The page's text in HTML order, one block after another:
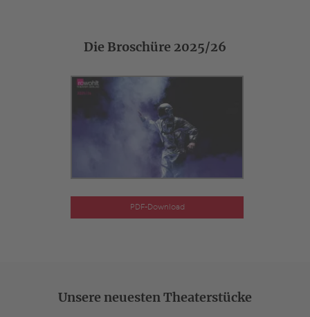
Die Broschüre 2025/26
PDF-Download
Unsere neuesten Theaterstücke